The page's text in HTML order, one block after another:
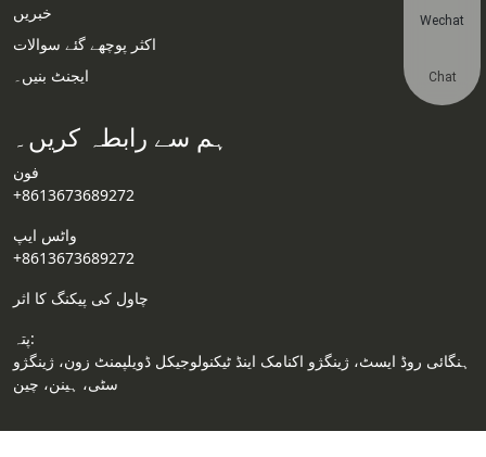
خبریں
اکثر پوچھے گئے سوالات
ایجنٹ بنیں۔
ہم سے رابطہ کریں۔
فون
+8613673689272
واٹس ایپ
+8613673689272
چاول کی پیکنگ کا اثر
پتہ:
ہنگائی روڈ ایسٹ، ژینگژو اکنامک اینڈ ٹیکنولوجیکل ڈویلپمنٹ زون، ژینگژو
سٹی، ہینن، چین
Wechat
Chat